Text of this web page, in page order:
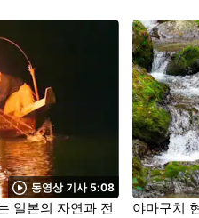
동영상 기사 5:08
일본의 자연과 전
야마구치